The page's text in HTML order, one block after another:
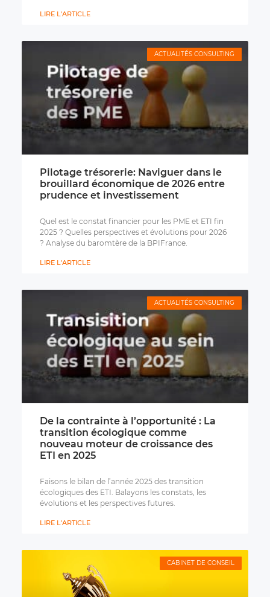
LIRE L'ARTICLE
ACTUALITÉS CONSULTING
Pilotage trésorerie: Naviguer dans le
brouillard économique de 2026 entre
prudence et investissement
Quel est le constat financier pour les PME et ETI fin
2025 ? Quelles perspectives et évolutions pour 2026
? Analyse du baromtère de la BPIFrance.
LIRE L'ARTICLE
ACTUALITÉS CONSULTING
De la contrainte à l’opportunité : La
transition écologique comme
nouveau moteur de croissance des
ETI en 2025
Faisons le bilan de l’année 2025 des transition
écologiques des ETI. Balayons les constats, les
évolutions et les perspectives futures.
LIRE L'ARTICLE
CABINET DE CONSEIL